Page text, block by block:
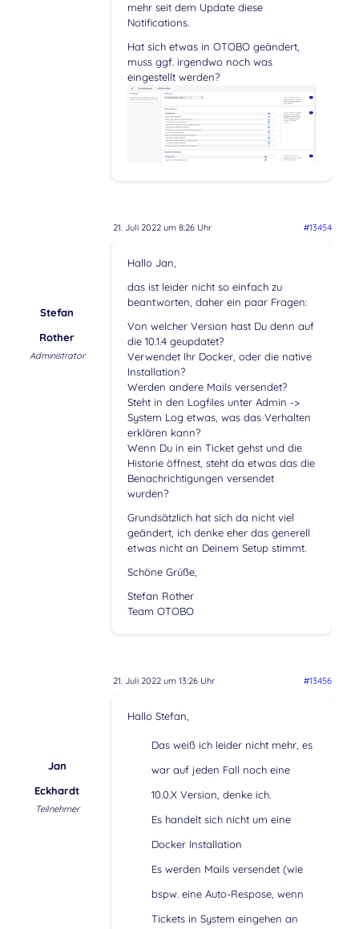
mehr seit dem Update diese
Notifications.
Hat sich etwas in OTOBO geändert,
muss ggf. irgendwo noch was
eingestellt werden?
21. Juli 2022 um 8:26 Uhr #13454
Stefan
Rother
Administrator
Hallo Jan,
das ist leider nicht so einfach zu
beantworten, daher ein paar Fragen:
Von welcher Version hast Du denn auf
die 10.1.4 geupdatet?
Verwendet Ihr Docker, oder die native
Installation?
Werden andere Mails versendet?
Steht in den Logfiles unter Admin ->
System Log etwas, was das Verhalten
erklären kann?
Wenn Du in ein Ticket gehst und die
Historie öffnest, steht da etwas das die
Benachrichtigungen versendet
wurden?
Grundsätzlich hat sich da nicht viel
geändert, ich denke eher das generell
etwas nicht an Deinem Setup stimmt.
Schöne Grüße,
Stefan Rother
Team OTOBO
21. Juli 2022 um 13:26 Uhr #13456
Jan
Eckhardt
Teilnehmer
Hallo Stefan,
Das weiß ich leider nicht mehr, es
war auf jeden Fall noch eine
10.0.X Version, denke ich.
Es handelt sich nicht um eine
Docker Installation
Es werden Mails versendet (wie
bspw. eine Auto-Respose, wenn
Tickets in System eingehen an